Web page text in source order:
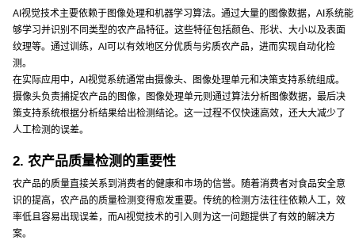
AI视觉技术主要依赖于图像处理和机器学习算法。通过大量的图像数据，AI系统能
够学习并识别不同类型的农产品特征。这些特征包括颜色、形状、大小以及表面
纹理等。通过训练，AI可以有效地区分优质与劣质农产品，进而实现自动化检
测。
在实际应用中，AI视觉系统通常由摄像头、图像处理单元和决策支持系统组成。
摄像头负责捕捉农产品的图像，图像处理单元则通过算法分析图像数据，最后决
策支持系统根据分析结果给出检测结论。这一过程不仅快速高效，还大大减少了
人工检测的误差。
2. 农产品质量检测的重要性
农产品的质量直接关系到消费者的健康和市场的信誉。随着消费者对食品安全意
识的提高，农产品的质量检测变得愈发重要。传统的检测方法往往依赖人工，效
率低且容易出现误差，而AI视觉技术的引入则为这一问题提供了有效的解决方
案。